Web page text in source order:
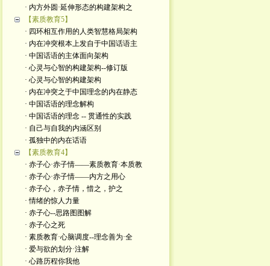
· 内方外圆·延伸形态的构建架构之
【素质教育5】
· 四环相互作用的人类智慧格局架构
· 内在冲突根本上发自于中国话语主
· 中国话语的主体面向架构
· 心灵与心智的构建架构--修订版
· 心灵与心智的构建架构
· 内在冲突之于中国理念的内在静态
· 中国话语的理念解构
· 中国话语的理念 -- 贯通性的实践
· 自己与自我的内涵区别
· 孤独中的内在话语
【素质教育4】
· 赤子心·赤子情——素质教育·本质教
· 赤子心·赤子情——内方之用心
· 赤子心，赤子情，惜之，护之
· 情绪的惊人力量
· 赤子心--思路图图解
· 赤子心之死
· 素质教育·心脑调度--理念善为·全
· 爱与欲的划分·注解
· 心路历程你我他